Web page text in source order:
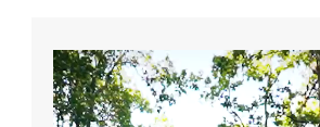
Video
Player